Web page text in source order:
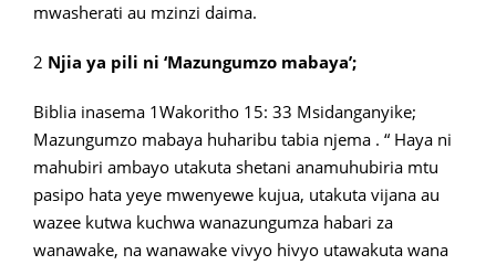
mwasherati au mzinzi daima.
2 Njia ya pili ni ‘Mazungumzo mabaya’;
Biblia inasema 1Wakoritho 15: 33 Msidanganyike;
Mazungumzo mabaya huharibu tabia njema . “ Haya ni
mahubiri ambayo utakuta shetani anamuhubiria mtu
pasipo hata yeye mwenyewe kujua, utakuta vijana au
wazee kutwa kuchwa wanazungumza habari za
wanawake, na wanawake vivyo hivyo utawakuta wana